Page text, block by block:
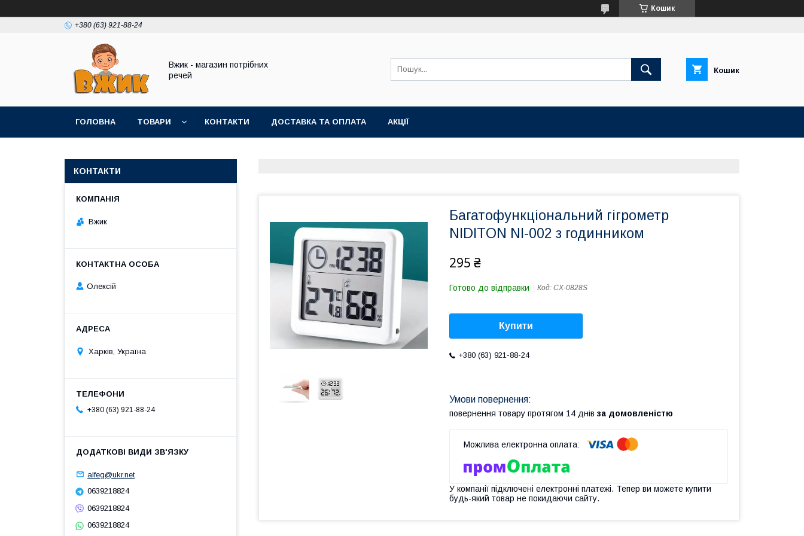
Кошик
+380 (63) 921-88-24
Вжик - магазин потрiбних
речей
Кошик
ГОЛОВНА ТОВАРИ КОНТАКТИ ДОСТАВКА ТА ОПЛАТА АКЦІЇ
Багатофункціональний гігрометр
NIDITON NI-002 з годинником
295 ₴
Готово до відправки Код: CX-0828S
Купити
+380 (63) 921-88-24
повернення товару протягом 14 днів за домовленістю
У компанії підключені електронні платежі. Тепер ви можете купити
будь-який товар не покидаючи сайту.
КОНТАКТИ
Вжик
Олексій
Харків, Україна
+380 (63) 921-88-24
alfeg@ukr.net
0639218824
0639218824
0639218824